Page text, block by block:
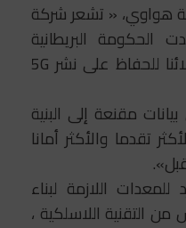
هواوي، « تشعر شركة
الحكومة البريطانية
مسألة مواصلة العمل مع عملائنا للحفاظ على نشر 5G
مقنعة إلى البنية
تقدما والأكثر أمانا
اللازمة لبناء
التقنية اللاسلكية ،